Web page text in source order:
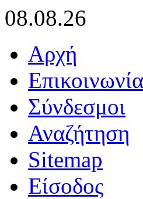
08.08.26
Αρχή
Επικοινωνία
Σύνδεσμοι
Αναζήτηση
Sitemap
Είσοδος